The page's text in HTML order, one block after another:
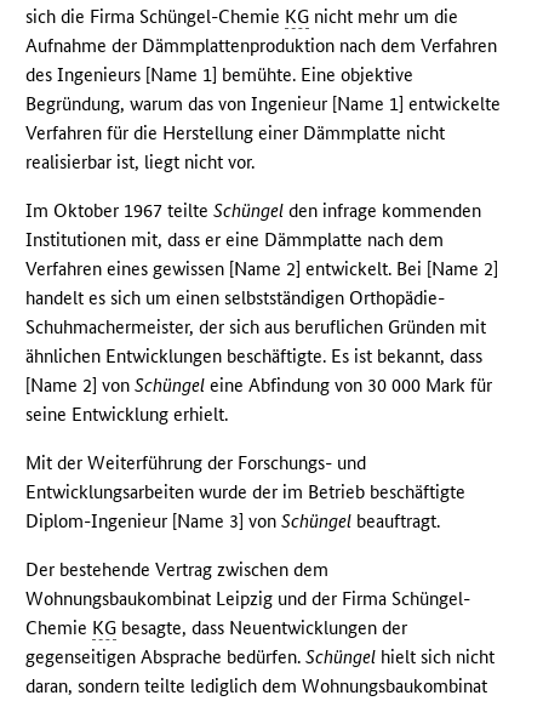
sich die Firma Schüngel-Chemie KG nicht mehr um die
Aufnahme der Dämmplattenproduktion nach dem Verfahren
des Ingenieurs [Name 1] bemühte. Eine objektive
Begründung, warum das von Ingenieur [Name 1] entwickelte
Verfahren für die Herstellung einer Dämmplatte nicht
realisierbar ist, liegt nicht vor.
Im Oktober 1967 teilteSchüngel den infrage kommenden
Institutionen mit, dass er eine Dämmplatte nach dem
Verfahren eines gewissen [Name 2] entwickelt. Bei [Name 2]
handelt es sich um einen selbstständigen Orthopädie-
Schuhmachermeister, der sich aus beruflichen Gründen mit
ähnlichen Entwicklungen beschäftigte. Es ist bekannt, dass
[Name 2] vonSchüngel eine Abfindung von 30 000 Mark für
seine Entwicklung erhielt.
Mit der Weiterführung der Forschungs- und
Entwicklungsarbeiten wurde der im Betrieb beschäftigte
Diplom-Ingenieur [Name 3] vonSchüngel beauftragt.
Der bestehende Vertrag zwischen dem
Wohnungsbaukombinat Leipzig und der Firma Schüngel-
Chemie KG besagte, dass Neuentwicklungen der
gegenseitigen Absprache bedürfen.Schüngel hielt sich nicht
daran, sondern teilte lediglich dem Wohnungsbaukombinat